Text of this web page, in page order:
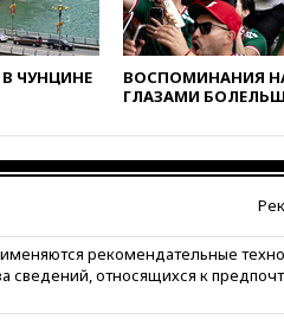
ЧУНЦИНЕ
ВОСПОМИНАНИЯ
ГЛАЗАМИ
рекомендательные
сведений, относящихся к